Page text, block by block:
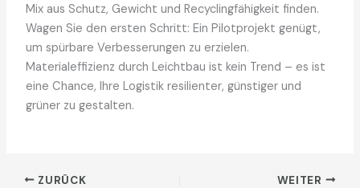
Mix aus Schutz, Gewicht und Recyclingfähigkeit finden.
Wagen Sie den ersten Schritt: Ein Pilotprojekt genügt,
um spürbare Verbesserungen zu erzielen.
Materialeffizienz durch Leichtbau ist kein Trend – es ist
eine Chance, Ihre Logistik resilienter, günstiger und
grüner zu gestalten.
ZURÜCK WEITER